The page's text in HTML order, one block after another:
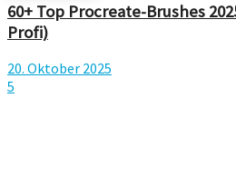
60+ Top Procreate-Brushes
Profi)
20. Oktober 2025
5